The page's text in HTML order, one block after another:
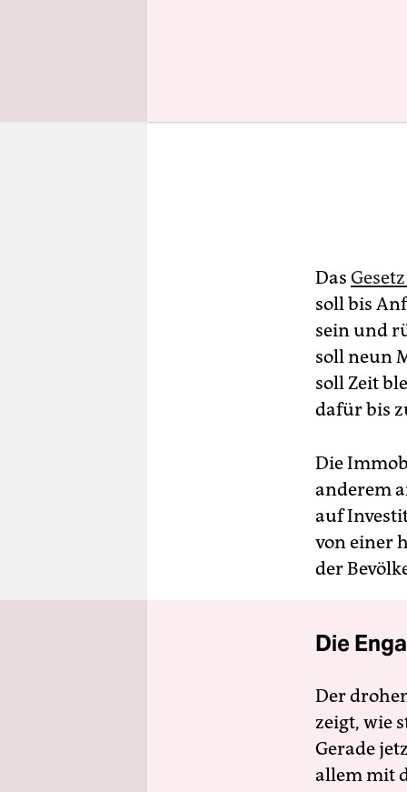
Das
soll bis
sein und
soll neun
soll Zeit
dafür bis
Die
anderem
auf
von einer
der
Die
Der
zeigt, wie
Gerade
allem mit